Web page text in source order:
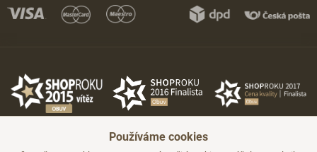
Používáme cookies